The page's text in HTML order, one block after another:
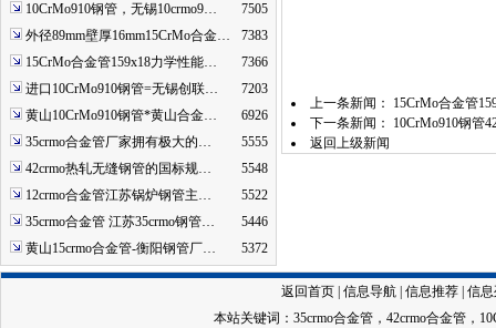
10CrMo910钢管，无锡10crmo9…
7505
外径89mm壁厚16mm15CrMo合金…
7383
15CrMo合金管159x18力学性能…
7366
进口10CrMo910钢管=无锡创联…
7203
黄山10CrMo910钢管*黄山合金…
6926
35crmo合金管厂家拥有极大的…
5555
42crmo热轧无缝钢管的国标规…
5548
12crmo合金管江苏锅炉钢管主…
5522
35crmo合金管 江苏35crmo钢管…
5446
黄山15crmo合金管-衡阳钢管厂…
5372
上一条新闻：
15CrMo合金管
下一条新闻：
10CrMo910钢管
返回上级新闻
返回首页 信息导航 信息推荐 信
本站关键词： 35crmo合金管 ， 42crmo合金管 ，